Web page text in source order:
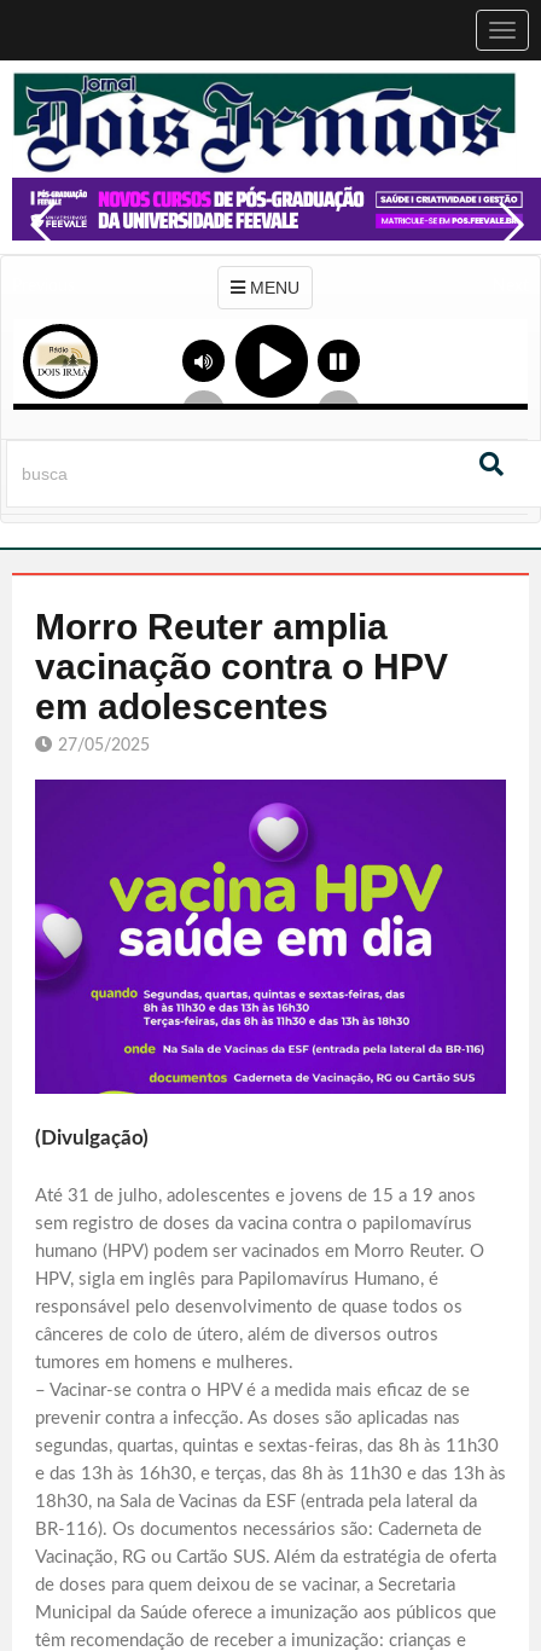
MENU
Morro Reuter amplia
vacinação contra o HPV
em adolescentes
27/05/2025
(Divulgação)
Até 31 de julho, adolescentes e jovens de 15 a 19 anos
sem registro de doses da vacina contra o papilomavírus
humano (HPV) podem ser vacinados em Morro Reuter. O
HPV, sigla em inglês para Papilomavírus Humano, é
responsável pelo desenvolvimento de quase todos os
cânceres de colo de útero, além de diversos outros
tumores em homens e mulheres.
– Vacinar-se contra o HPV é a medida mais eficaz de se
prevenir contra a infecção. As doses são aplicadas nas
segundas, quartas, quintas e sextas-feiras, das 8h às 11h30
e das 13h às 16h30, e terças, das 8h às 11h30 e das 13h às
18h30, na Sala de Vacinas da ESF (entrada pela lateral da
BR-116). Os documentos necessários são: Caderneta de
Vacinação, RG ou Cartão SUS. Além da estratégia de oferta
de doses para quem deixou de se vacinar, a Secretaria
Municipal da Saúde oferece a imunização aos públicos que
têm recomendação de receber a imunização: crianças e